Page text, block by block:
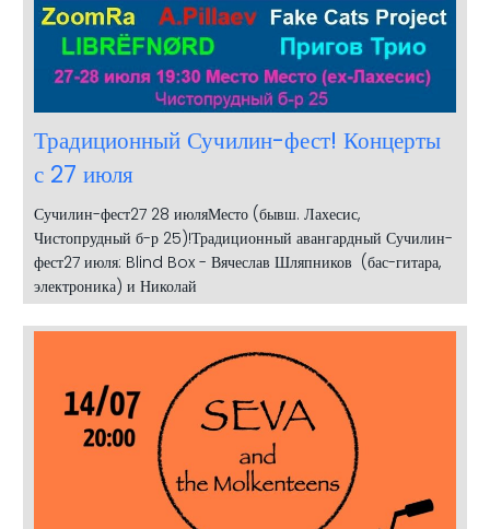
Традиционный Сучилин-фест! Концерты
с 27 июля
Сучилин-фест27 28 июляМесто (бывш. Лахесис,
Чистопрудный б-р 25)!Традиционный авангардный Сучилин-
фест27 июля: Blind Box - Вячеслав Шляпников (бас-гитара,
электроника) и Николай